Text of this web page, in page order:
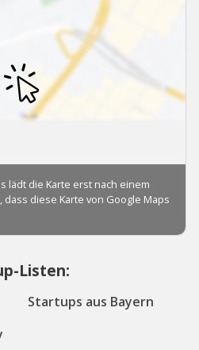
Listen:
Startups aus Bayern